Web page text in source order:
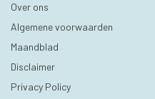
Over ons
Algemene voorwaarden
Maandblad
Disclaimer
Privacy Policy